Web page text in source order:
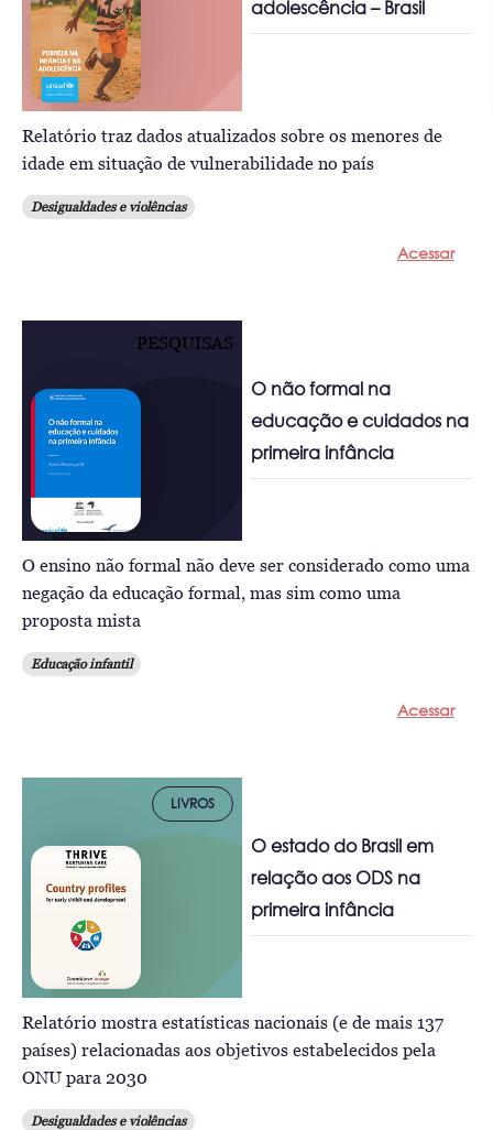
adolescência – Brasil
Relatório traz dados atualizados sobre os menores de
idade em situação de vulnerabilidade no país
Desigualdades e violências
Acessar
PESQUISAS
O não formal na
educação e cuidados na
primeira infância
O ensino não formal não deve ser considerado como uma
negação da educação formal, mas sim como uma
proposta mista
Educação infantil
Acessar
LIVROS
O estado do Brasil em
relação aos ODS na
primeira infância
Relatório mostra estatísticas nacionais (e de mais 137
países) relacionadas aos objetivos estabelecidos pela
ONU para 2030
Desigualdades e violências